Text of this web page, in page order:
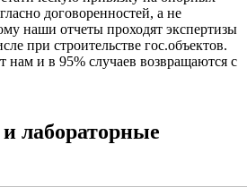
договоренностей, а не
наши отчеты проходят экспертизы
при строительстве гос.объектов.
и в 95% случаев возвращаются с
лабораторные